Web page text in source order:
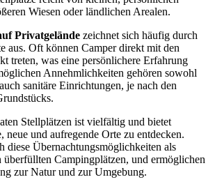
Wiesen oder ländlichen Arealen.
Privatgelände zeichnet sich häufig durch
aus. Oft können Camper direkt mit den
treten, was eine persönlichere Erfahrung
Annehmlichkeiten gehören sowohl
sanitäre Einrichtungen, je nach den
Stellplätzen ist vielfältig und bietet
neue und aufregende Orte zu entdecken.
diese Übernachtungsmöglichkeiten als
überfüllten Campingplätzen, und ermöglichen
zur Natur und zur Umgebung.